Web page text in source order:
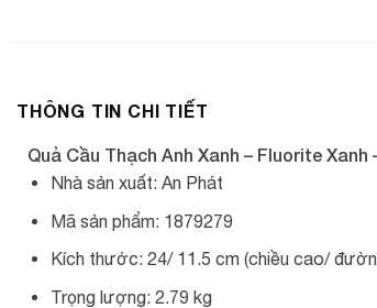
THÔNG TIN CHI TIẾT
Quả Cầu Thạch Anh Xanh – Fluorite Xanh
Nhà sản xuất: An Phát
Mã sản phẩm: 1879279
Kích thước: 24/ 11.5 cm (chiều cao/
Trọng lượng: 2.79 kg